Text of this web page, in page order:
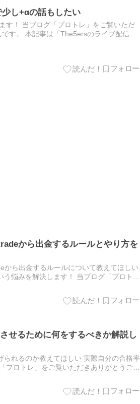
し+αの話もしたい
す！ 当ブログ「プロトレ」をご覧いただ
す。 本記事は「The5ersのライブ配信に
から出金するルールとやり方を
から出金するルールについて教えてほしい
悩みを解決します！ 当ブログ「プロト
せるために何をするべきか解説し
れるのか教えてほしい 実際自分の合格率
ロトレ」をご覧いただきありがとうござ